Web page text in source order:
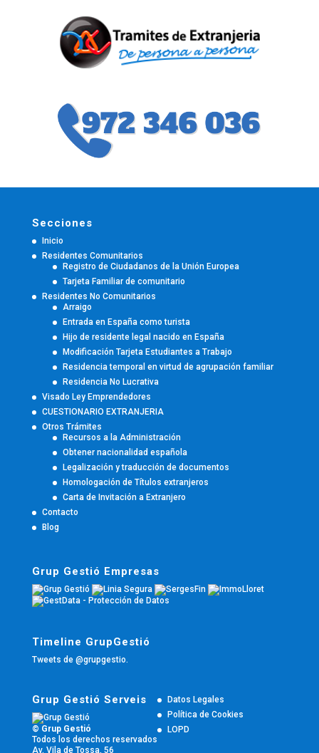
Secciones
Inicio
Residentes Comunitarios
Registro de Ciudadanos de la Unión Europea
Tarjeta Familiar de comunitario
Residentes No Comunitarios
Arraigo
Entrada en España como turista
Hijo de residente legal nacido en España
Modificación Tarjeta Estudiantes a Trabajo
Residencia temporal en virtud de agrupación familiar
Residencia No Lucrativa
Visado Ley Emprendedores
CUESTIONARIO EXTRANJERIA
Otros Trámites
Recursos a la Administración
Obtener nacionalidad española
Legalización y traducción de documentos
Homologación de Títulos extranjeros
Carta de Invitación a Extranjero
Contacto
Blog
Grup Gestió Empresas
Timeline GrupGestió
Tweets de @grupgestio.
Grup Gestió Serveis
© Grup Gestió
Todos los derechos reservados
Av. Vila de Tossa, 56
Datos Legales
Política de Cookies
LOPD